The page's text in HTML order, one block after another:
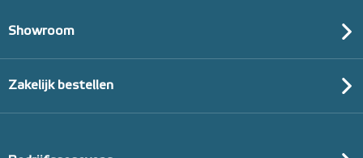
Showroom
Zakelijk bestellen